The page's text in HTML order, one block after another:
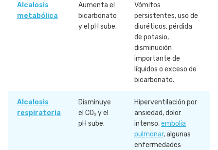
Alcalosis
metabólica
Aumenta el
bicarbonato
y el pH sube.
Vómitos
persistentes, uso de
diuréticos, pérdida
de potasio,
disminución
importante de
líquidos o exceso de
bicarbonato.
Alcalosis
respiratoria
Disminuye
el CO₂ y el
pH sube.
Hiperventilación por
ansiedad, dolor
intenso,embolia
pulmonar, algunas
enfermedades